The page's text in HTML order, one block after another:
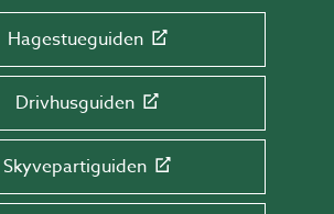
Hagestueguiden
Drivhusguiden
Skyvepartiguiden